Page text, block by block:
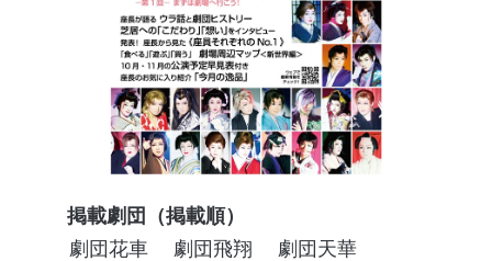
掲載劇団（掲載順）
劇団花車
劇団飛翔
劇団天華